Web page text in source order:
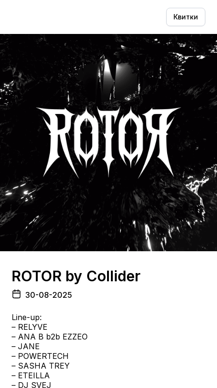
Квитки
ROTOR by Collider
30-08-2025
Line-up:
– RELYVE
– ANA B b2b EZZEO
– JANE
– POWERTECH
– SASHA TREY
– ETEILLA
– DJ SVEJ